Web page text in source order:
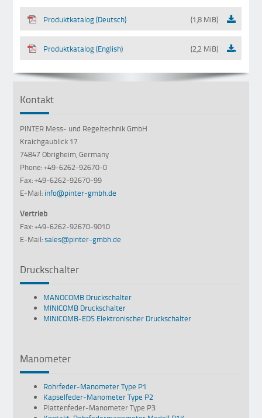
Produktkatalog (Deutsch) (1,8 MiB)
Produktkatalog (English) (2,2 MiB)
Kontakt
PINTER Mess- und Regeltechnik GmbH
Kraichgaublick 17
74847 Obrigheim, Germany
Phone: +49-6262-92670-0
Fax: +49-6262-92670-99
E-Mail: info@pinter-gmbh.de
Vertrieb
Fax: +49-6262-92670-9010
E-Mail:sales@pinter-gmbh.de
Druckschalter
MANOCOMB Druckschalter
MINICOMB Druckschalter
MINICOMB-EDS Elektronischer Druckschalter
Manometer
Rohrfeder-Manometer Type P1
Kapselfeder-Manometer Type P2
Plattenfeder-Manometer Type P3